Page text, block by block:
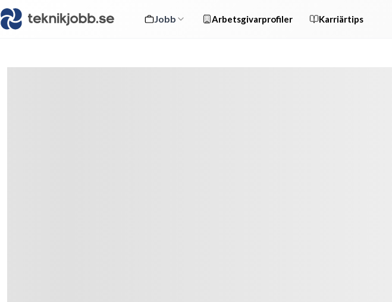
Jobb Arbetsgivarprofiler Karriärtips